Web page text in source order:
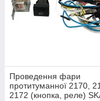
Проведення фари
протитуманної 2170,
2172 (кнопка, реле)